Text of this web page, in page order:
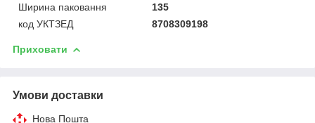
Ширина паковання
135
код УКТЗЕД
8708309198
Приховати
Умови доставки
Нова Пошта